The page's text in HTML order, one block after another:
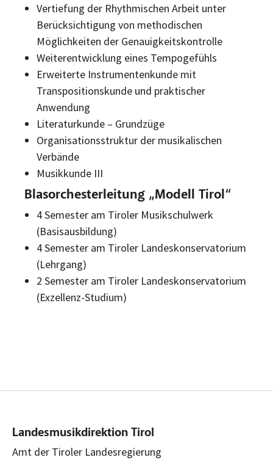
Vertiefung der Rhythmischen Arbeit unter
Berücksichtigung von methodischen
Möglichkeiten der Genauigkeitskontrolle
Weiterentwicklung eines Tempogefühls
Erweiterte Instrumentenkunde mit
Transpositionskunde und praktischer
Anwendung
Literaturkunde – Grundzüge
Organisationsstruktur der musikalischen
Verbände
Musikkunde III
Blasorchesterleitung „Modell Tirol“
4 Semester am Tiroler Musikschulwerk
(Basisausbildung)
4 Semester am Tiroler Landeskonservatorium
(Lehrgang)
2 Semester am Tiroler Landeskonservatorium
(Exzellenz-Studium)
Landesmusikdirektion Tirol
Amt der Tiroler Landesregierung